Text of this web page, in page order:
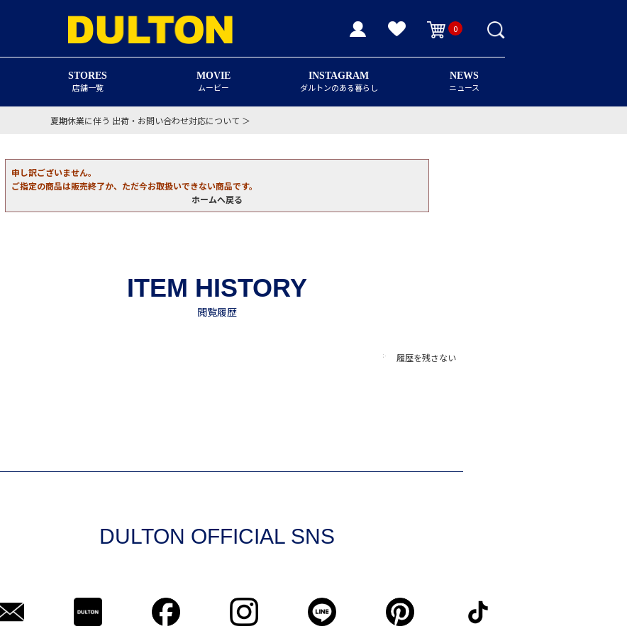
0
STORES
店舗一覧
MOVIE
ムービー
INSTAGRAM
ダルトンのある暮らし
NEWS
ニュース
夏期休業に伴う 出荷・お問い合わせ対応について ＞
申し訳ございません。
ご指定の商品は販売終了か、ただ今お取扱いできない商品です。
ホームへ戻る
履歴を残さない
DULTON OFFICIAL SNS